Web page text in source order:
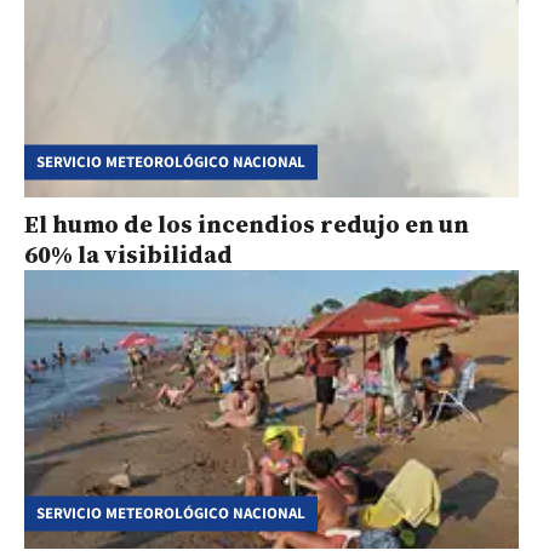
SERVICIO METEOROLÓGICO NACIONAL
El humo de los incendios redujo en un
60% la visibilidad
SERVICIO METEOROLÓGICO NACIONAL